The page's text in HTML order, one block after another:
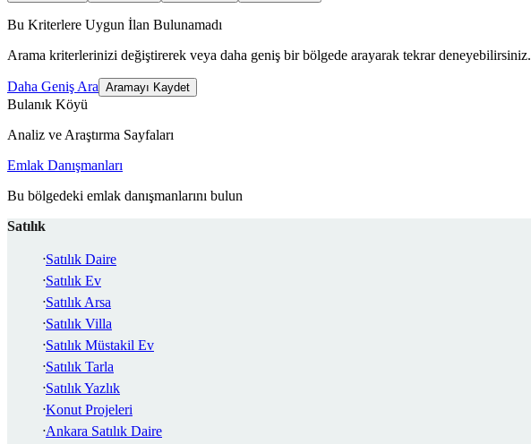
Bu Kriterlere Uygun İlan Bulunamadı
Arama kriterlerinizi değiştirerek veya daha geniş bir bölgede arayarak tekrar deneyebilirsiniz.
Daha Geniş Ara Aramayı Kaydet
Bulanık Köyü
Analiz ve Araştırma Sayfaları
Emlak Danışmanları
Bu bölgedeki emlak danışmanlarını bulun
Satılık
Satılık Daire
Satılık Ev
Satılık Arsa
Satılık Villa
Satılık Müstakil Ev
Satılık Tarla
Satılık Yazlık
Konut Projeleri
Ankara Satılık Daire